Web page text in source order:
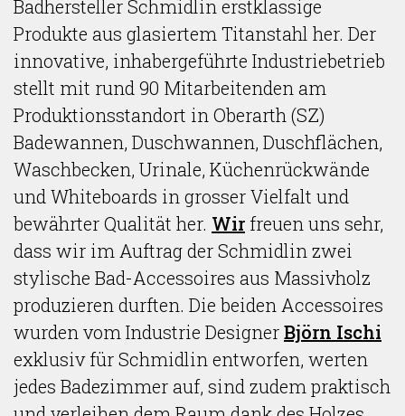
Badhersteller Schmidlin erstklassige
Produkte aus glasiertem Titanstahl her. Der
innovative, inhabergeführte Industriebetrieb
stellt mit rund 90 Mitarbeitenden am
Produktionsstandort in Oberarth (SZ)
Badewannen, Duschwannen, Duschflächen,
Waschbecken, Urinale, Küchenrückwände
und Whiteboards in grosser Vielfalt und
bewährter Qualität her. Wir freuen uns sehr,
dass wir im Auftrag der Schmidlin zwei
stylische Bad-Accessoires aus Massivholz
produzieren durften. Die beiden Accessoires
wurden vom Industrie DesignerBjörn Ischi
exklusiv für Schmidlin entworfen, werten
jedes Badezimmer auf, sind zudem praktisch